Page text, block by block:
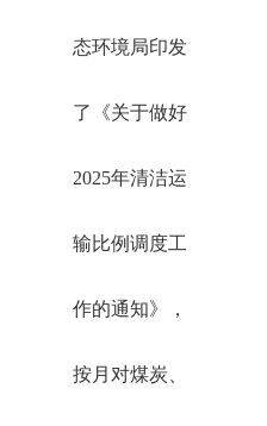
态环境局印发
了《关于做好
2025年清洁运
输比例调度工
作的通知》，
按月对煤炭、